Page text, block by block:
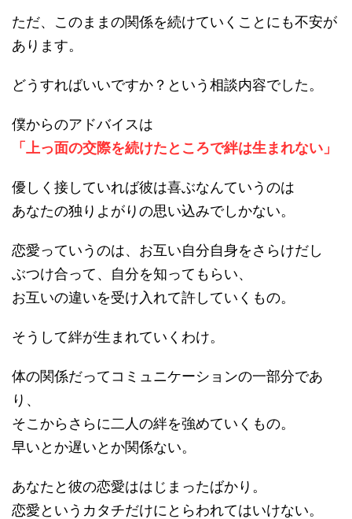
ただ、このままの関係を続けていくことにも不安が
あります。
どうすればいいですか？という相談内容でした。
僕からのアドバイスは
「上っ面の交際を続けたところで絆は生まれない」
優しく接していれば彼は喜ぶなんていうのは
あなたの独りよがりの思い込みでしかない。
恋愛っていうのは、お互い自分自身をさらけだし
ぶつけ合って、自分を知ってもらい、
お互いの違いを受け入れて許していくもの。
そうして絆が生まれていくわけ。
体の関係だってコミュニケーションの一部分であ
り、
そこからさらに二人の絆を強めていくもの。
早いとか遅いとか関係ない。
あなたと彼の恋愛ははじまったばかり。
恋愛というカタチだけにとらわれてはいけない。